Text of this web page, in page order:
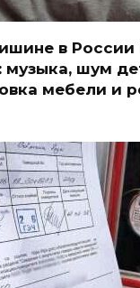
в России
музыка, шум
мебели и